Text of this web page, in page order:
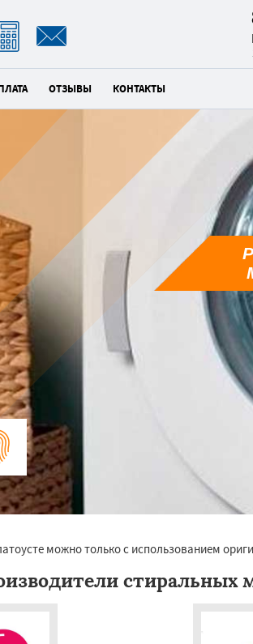
ОТЗЫВЫ КОНТАКТЫ
можно только с использованием
стиральных